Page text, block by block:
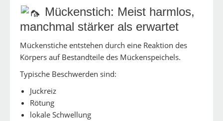
Mückenstich: Meist harmlos,
manchmal stärker als erwartet
Mückenstiche entstehen durch eine Reaktion des
Körpers auf Bestandteile des Mückenspeichels.
Typische Beschwerden sind:
Juckreiz
Rötung
lokale Schwellung